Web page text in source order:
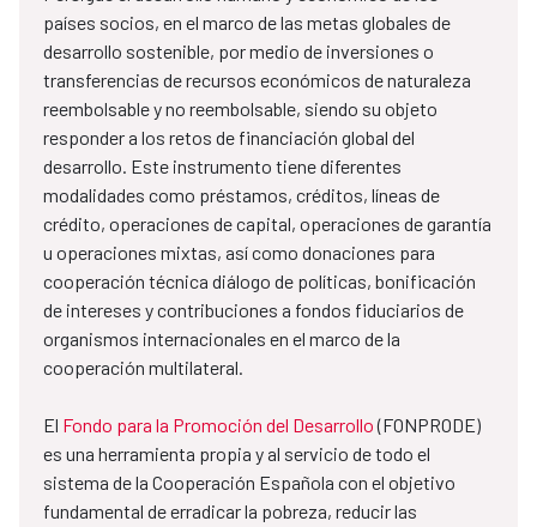
países socios, en el marco de las metas globales de
desarrollo sostenible, por medio de inversiones o
transferencias de recursos económicos de naturaleza
reembolsable y no reembolsable, siendo su objeto
responder a los retos de financiación global del
desarrollo. Este instrumento tiene diferentes
modalidades como préstamos, créditos, líneas de
crédito, operaciones de capital, operaciones de garantía
u operaciones mixtas, así como donaciones para
cooperación técnica diálogo de políticas, bonificación
de intereses y contribuciones a fondos fiduciarios de
organismos internacionales en el marco de la
cooperación multilateral.
El Fondo para la Promoción del Desarrollo(FONPRODE)
es una herramienta propia y al servicio de todo el
sistema de la Cooperación Española con el objetivo
fundamental de erradicar la pobreza, reducir las